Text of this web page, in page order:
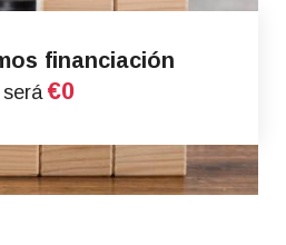
financiación
será€0